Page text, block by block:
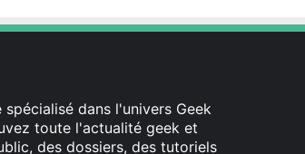
dans l'univers Geek
toute l'actualité geek et
des dossiers, des tutoriels